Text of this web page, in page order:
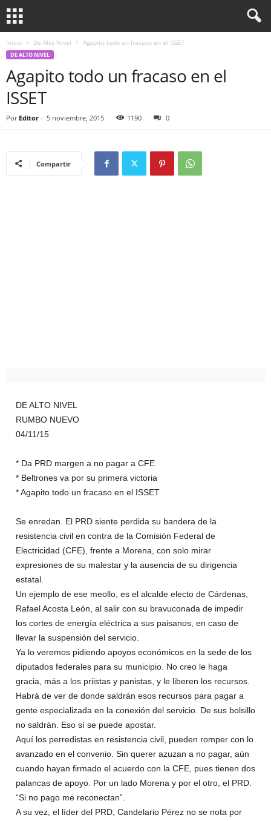
Inicio De Alto Nivel Agapito todo un fracaso en el ISSET
DE ALTO NIVEL
Agapito todo un fracaso en el
ISSET
Por Editor - 5 noviembre, 2015 1190 0
Compartir
DE ALTO NIVEL
RUMBO NUEVO
04/11/15
* Da PRD margen a no pagar a CFE
* Beltrones va por su primera victoria
* Agapito todo un fracaso en el ISSET
Se enredan. El PRD siente perdida su bandera de la
resistencia civil en contra de la Comisión Federal de
Electricidad (CFE), frente a Morena, con solo mirar
expresiones de su malestar y la ausencia de su dirigencia
estatal.
Un ejemplo de ese meollo, es el alcalde electo de Cárdenas,
Rafael Acosta León, al salir con su bravuconada de impedir
los cortes de energía eléctrica a sus paisanos, en caso de
llevar la suspensión del servicio.
Ya lo veremos pidiendo apoyos económicos en la sede de los
diputados federales para su municipio. No creo le haga
gracia, más a los priistas y panistas, y le liberen los recursos.
Habrá de ver de donde saldrán esos recursos para pagar a
gente especializada en la conexión del servicio. De sus bolsillo
no saldrán. Eso sí se puede apostar.
Aquí los perredistas en resistencia civil, pueden romper con lo
avanzado en el convenio. Sin querer azuzan a no pagar, aún
cuando hayan firmado el acuerdo con la CFE, pues tienen dos
palancas de apoyo. Por un lado Morena y por el otro, el PRD.
“Si no pago me reconectan”.
A su vez, el líder del PRD, Candelario Pérez no se nota por